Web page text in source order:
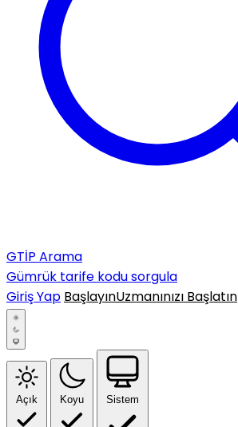
GTİP Arama
Gümrük tarife kodu sorgula
Giriş Yap BaşlayınUzmanınızı Başlatın
Açık Koyu Sistem